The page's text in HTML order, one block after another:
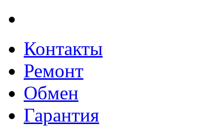
Контакты
Ремонт
Обмен
Гарантия